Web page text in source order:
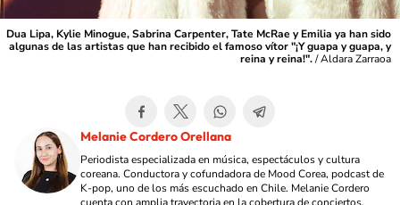
Dua Lipa, Kylie Minogue, Sabrina Carpenter, Tate McRae y Emilia ya han sido
algunas de las artistas que han recibido el famoso vítor "¡Y guapa y guapa, y
reina y reina!"./Aldara Zarraoa
Melanie Cordero Orellana
Periodista especializada en música, espectáculos y cultura
coreana. Conductora y cofundadora de Mood Corea, podcast de
K-pop, uno de los más escuchado en Chile. Melanie Cordero